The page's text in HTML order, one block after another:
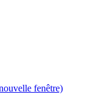
fenêtre)